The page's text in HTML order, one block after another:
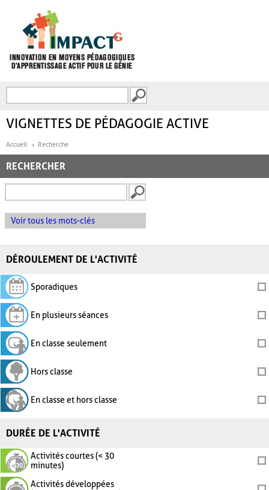
FORMULAIRE DE
VIGNETTES DE PÉDAGOGIE ACTIVE
Accueil Recherche
RECHERCHER
Voir tous les mots-clés
DÉROULEMENT DE L'ACTIVITÉ
Sporadiques
En plusieurs séances
En classe seulement
Hors classe
En classe et hors classe
DURÉE DE L'ACTIVITÉ
Activités courtes (< 30
minutes)
Activités développées